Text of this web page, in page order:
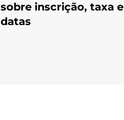
sobre inscrição, taxa e
datas